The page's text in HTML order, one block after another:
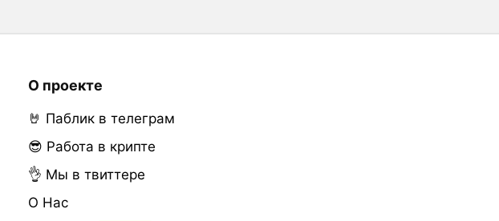
О проекте
🤘 Паблик в телеграм
😎 Работа в крипте
👌 Мы в твиттере
О Нас